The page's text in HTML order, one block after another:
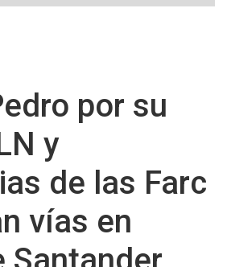
por su
y
de las Farc
vías en